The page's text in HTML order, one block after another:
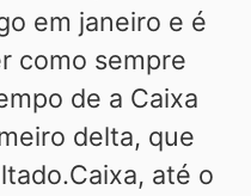
em janeiro e é
como sempre
de a Caixa
delta, que
até o